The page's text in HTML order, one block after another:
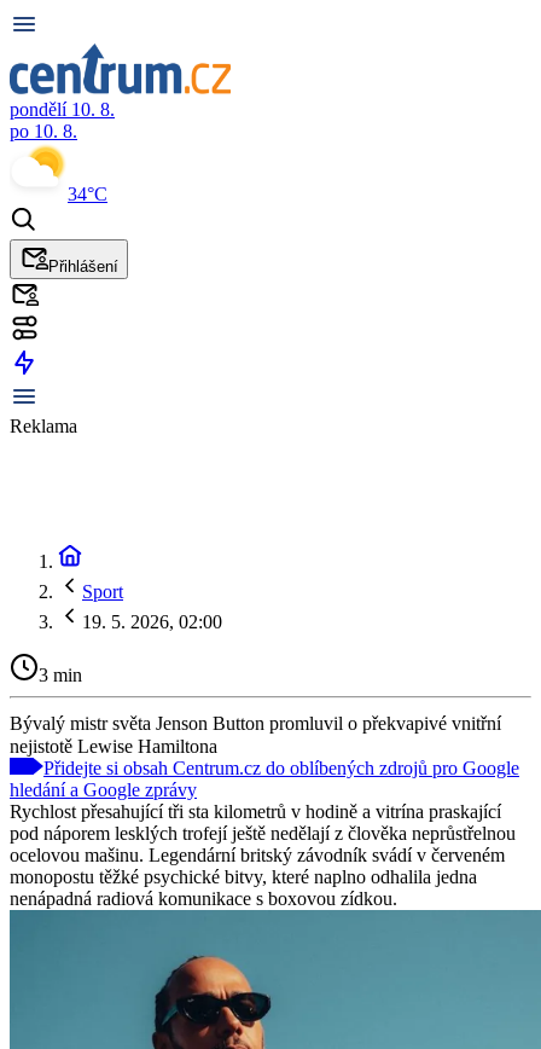
pondělí 10. 8.
po 10. 8.
34°C
Přihlášení
Reklama
Sport
19. 5. 2026, 02:00
3 min
Bývalý mistr světa Jenson Button promluvil o překvapivé vnitřní
nejistotě Lewise Hamiltona
Přidejte si obsah Centrum.cz do oblíbených zdrojů pro Google
hledání a Google zprávy
Rychlost přesahující tři sta kilometrů v hodině a vitrína praskající
pod náporem lesklých trofejí ještě nedělají z člověka neprůstřelnou
ocelovou mašinu. Legendární britský závodník svádí v červeném
monopostu těžké psychické bitvy, které naplno odhalila jedna
nenápadná radiová komunikace s boxovou zídkou.